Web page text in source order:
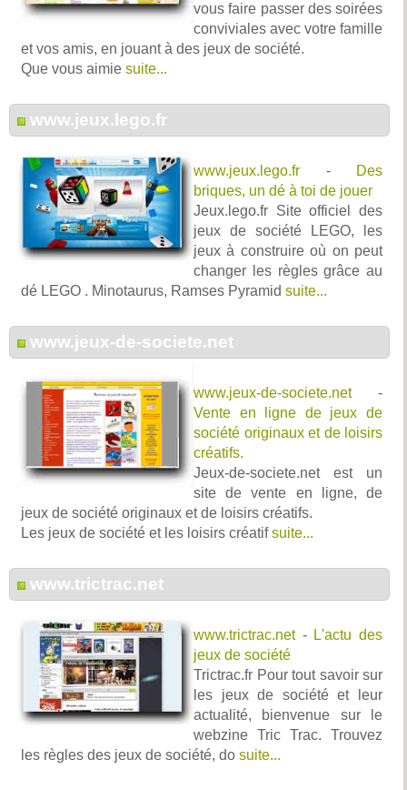
vous faire passer des soirées
conviviales avec votre famille
et vos amis, en jouant à des jeux de société.
Que vous aimie suite...
www.jeux.lego.fr
www.jeux.lego.fr -
Des
briques, un dé à toi de jouer
Jeux.lego.fr Site officiel des
jeux de société LEGO, les
jeux à construire où on peut
changer les règles grâce au
dé LEGO . Minotaurus, Ramses Pyramid suite...
www.jeux-de-societe.net
www.jeux-de-societe.net-
Vente en ligne de jeux de
société originaux et de loisirs
créatifs.
Jeux-de-societe.net est un
site de vente en ligne, de
jeux de société originaux et de loisirs créatifs.
Les jeux de société et les loisirs créatifsuite...
www.trictrac.net
www.trictrac.net- L'actu des
jeux de société
Trictrac.fr Pour tout savoir sur
les jeux de société et leur
actualité, bienvenue sur le
webzine Tric Trac. Trouvez
les règles des jeux de société, do suite...